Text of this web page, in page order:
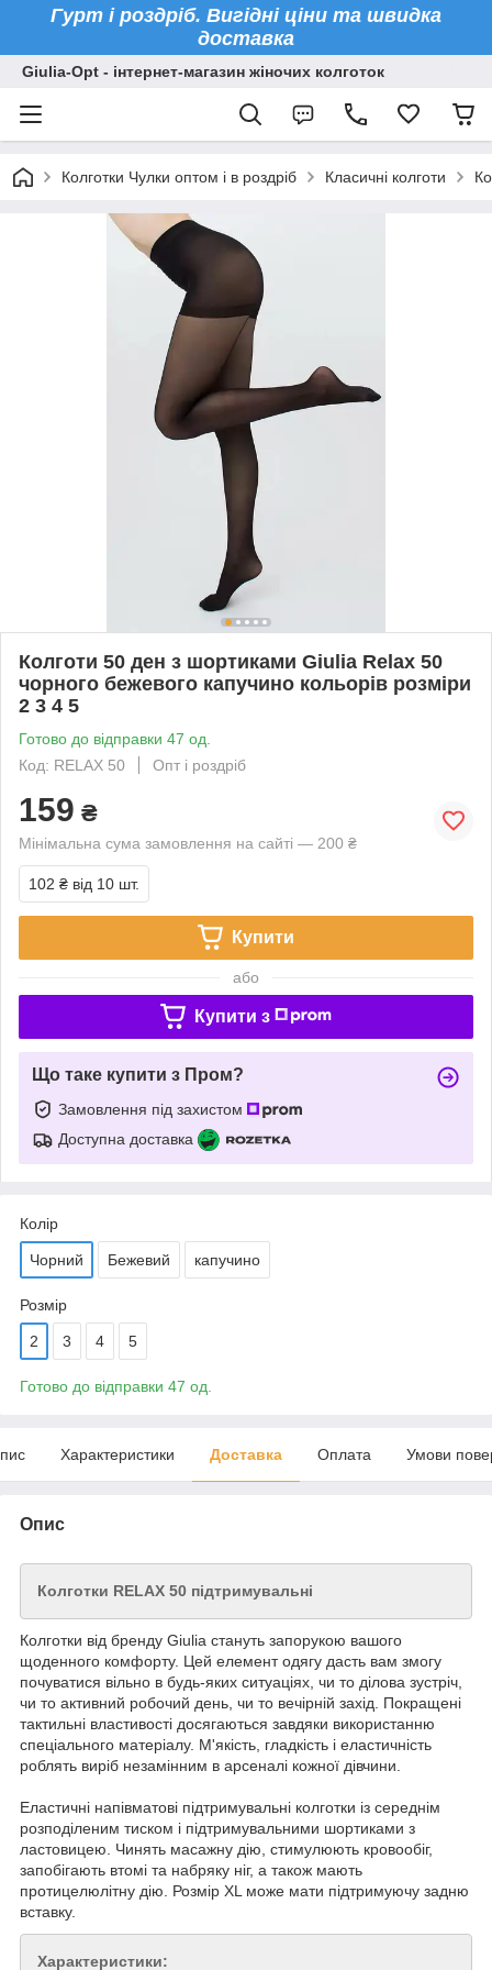
Гурт і роздріб. Вигідні ціни та швидка
доставка
Giulia-Opt - інтернет-магазин жіночих колготок
Колготки Чулки оптом і в роздріб Класичні колготи
Колготи 50 ден з шортиками Giulia Relax 50
чорного бежевого капучино кольорів розміри
2 3 4 5
Готово до відправки 47 од.
Код: RELAX 50
Опт і роздріб
159 ₴
Мінімальна сума замовлення на сайті — 200 ₴
102 ₴ від 10 шт.
Купити
або
Купити з
Що таке купити з Пром?
Замовлення під захистом
Доступна доставка
Колір
Чорний Бежевий капучино
Розмір
2 3 4 5
Готово до відправки 47 од.
Характеристики Доставка Оплата Умови
Опис
Колготки RELAX 50 підтримувальні
Колготки від бренду Giulia стануть запорукою вашого
щоденного комфорту. Цей елемент одягу дасть вам змогу
почуватися вільно в будь-яких ситуаціях, чи то ділова зустріч,
чи то активний робочий день, чи то вечірній захід. Покращені
тактильні властивості досягаються завдяки використанню
спеціального матеріалу. М'якість, гладкість і еластичність
роблять виріб незамінним в арсеналі кожної дівчини.
Еластичні напівматові підтримувальні колготки із середнім
розподіленим тиском і підтримувальними шортиками з
ластовицею. Чинять масажну дію, стимулюють кровообіг,
запобігають втомі та набряку ніг, а також мають
протицелюлітну дію. Розмір XL може мати підтримуючу задню
вставку.
Характеристики: